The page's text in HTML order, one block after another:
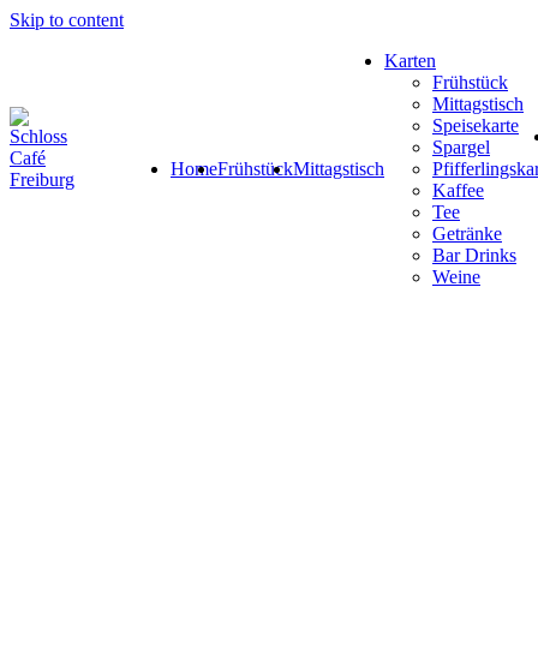
Skip to content
HomeFrühstückMittagstisch
Karten
Frühstück
Mittagstisch
Speisekarte
Spargel
Kaffee
Tee
Getränke
Bar Drinks
Weine